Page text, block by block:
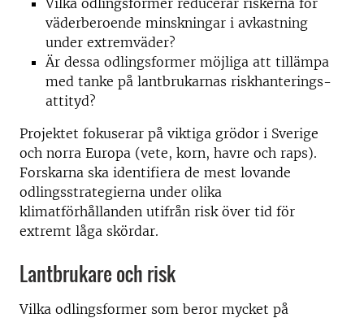
Vilka odlingsformer reducerar riskerna för
väderberoende minskningar i avkastning
under extremväder?
Är dessa odlingsformer möjliga att tillämpa
med tanke på lantbrukarnas riskhanterings-
attityd?
Projektet fokuserar på viktiga grödor i Sverige
och norra Europa (vete, korn, havre och raps).
Forskarna ska identifiera de mest lovande
odlingsstrategierna under olika
klimatförhållanden utifrån risk över tid för
extremt låga skördar.
Lantbrukare och risk
Vilka odlingsformer som beror mycket på